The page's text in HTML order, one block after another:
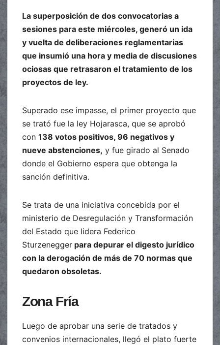
La superposición de dos convocatorias a
sesiones para este miércoles, generó un ida
y vuelta de deliberaciones reglamentarias
que insumió una hora y media de discusiones
ociosas que retrasaron el tratamiento de los
proyectos de ley.
Superado ese impasse, el primer proyecto que
se trató fue la ley Hojarasca, que se aprobó
con 138 votos positivos, 96 negativos y
nueve abstenciones, y fue girado al Senado
donde el Gobierno espera que obtenga la
sanción definitiva.
Se trata de una iniciativa concebida por el
ministerio de Desregulación y Transformación
del Estado que lidera Federico
Sturzenegger para depurar el digesto jurídico
con la derogación de más de 70 normas que
quedaron obsoletas.
Zona Fría
Luego de aprobar una serie de tratados y
convenios internacionales, llegó el plato fuerte